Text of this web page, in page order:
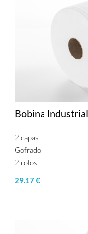
Bobina
2 capas
Gofrado
2 rolos
29.17 €